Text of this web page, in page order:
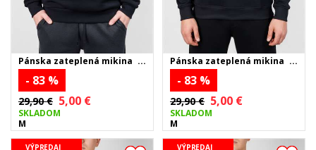
Pánska zateplená mikina
JUST - čierna
- 83 %
29,90 € 5,00 €
SKLADOM
M
Pánska zateplená mikina
FREE LIFE - čierna
- 83 %
29,90 € 5,00 €
SKLADOM
M
VÝPREDAJ VÝPREDAJ